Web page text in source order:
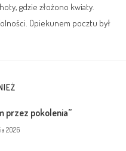
gdzie złożono kwiaty.
Opiekunem pocztu był
przez pokolenia”
2026